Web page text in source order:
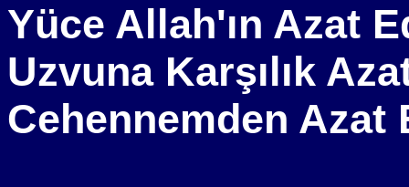
Yüce Allah'ın Azat
Uzvuna Karşılık
Cehennemden Azat